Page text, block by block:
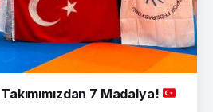
7 Madalya!